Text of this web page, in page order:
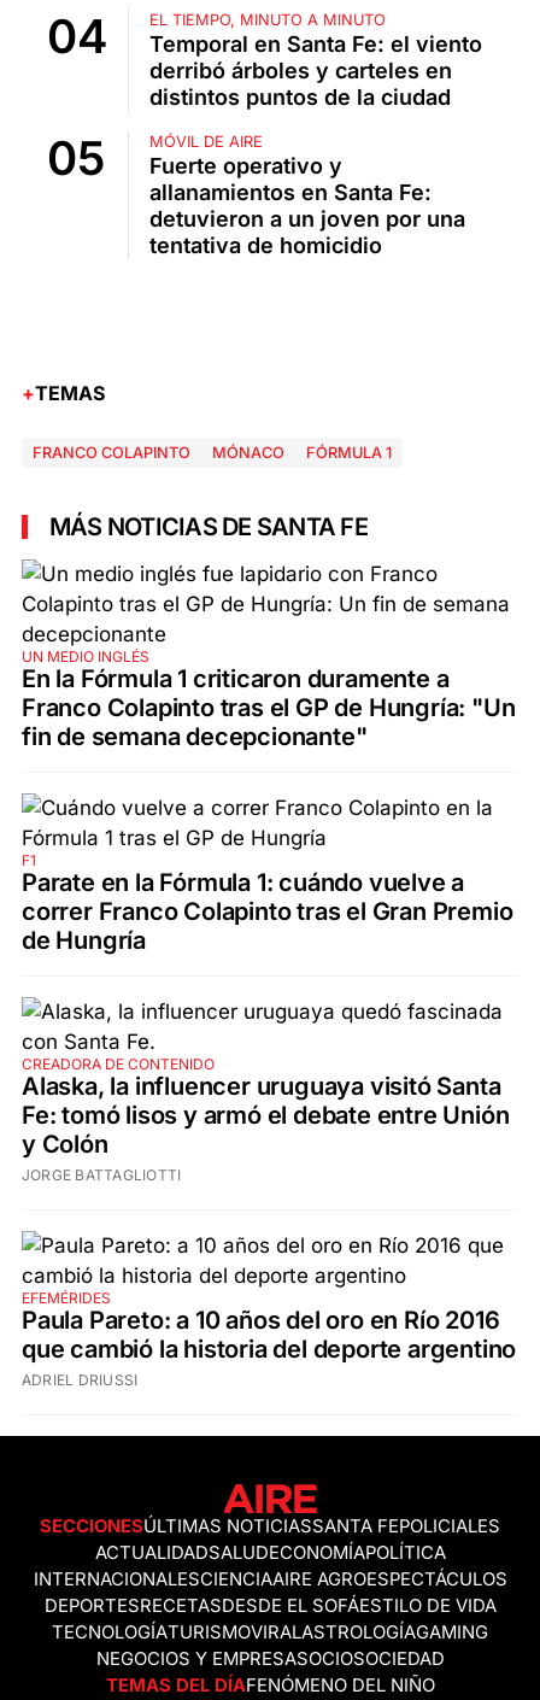
EL TIEMPO, MINUTO A MINUTO
Temporal en Santa Fe: el viento
derribó árboles y carteles en
distintos puntos de la ciudad
MÓVIL DE AIRE
Fuerte operativo y
allanamientos en Santa Fe:
detuvieron a un joven por una
tentativa de homicidio
TEMAS
FRANCO COLAPINTO MÓNACO FÓRMULA 1
MÁS NOTICIAS DE SANTA FE
UN MEDIO INGLÉS
En la Fórmula 1 criticaron duramente a
Franco Colapinto tras el GP de Hungría: "Un
fin de semana decepcionante"
F1
Parate en la Fórmula 1: cuándo vuelve a
correr Franco Colapinto tras el Gran Premio
de Hungría
CREADORA DE CONTENIDO
Alaska, la influencer uruguaya visitó Santa
Fe: tomó lisos y armó el debate entre Unión
y Colón
JORGE BATTAGLIOTTI
EFEMÉRIDES
Paula Pareto: a 10 años del oro en Río 2016
que cambió la historia del deporte argentino
ADRIEL DRIUSSI
SECCIONESÚLTIMAS NOTICIASSANTA FEPOLICIALES
ACTUALIDADSALUDECONOMÍAPOLÍTICA
INTERNACIONALESCIENCIAAIRE AGROESPECTÁCULOS
DEPORTESRECETASDESDE EL SOFÁESTILO DE VIDA
TECNOLOGÍATURISMOVIRALASTROLOGÍAGAMING
NEGOCIOS Y EMPRESASOCIOSOCIEDAD
TEMAS DEL DÍAFENÓMENO DEL NIÑO